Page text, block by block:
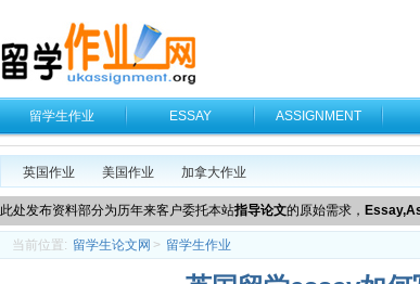
留学生作业 ESSAY ASSIGNMENT
英国作业 美国作业 加拿大作业
此处发布资料部分为历年来客户委托本站指导论文的原始需求，
当前位置: 留学生论文网 > 留学生作业